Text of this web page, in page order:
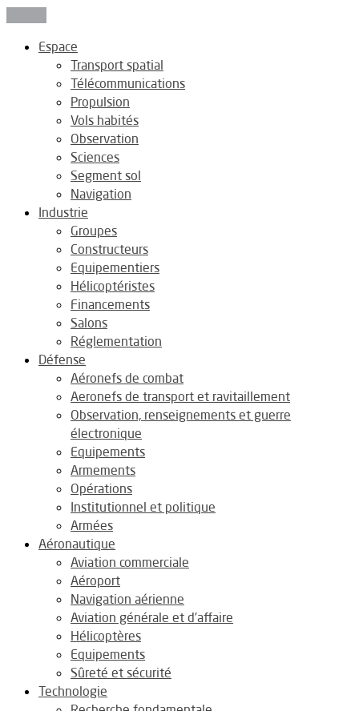
Espace
Transport spatial
Télécommunications
Propulsion
Vols habités
Observation
Sciences
Segment sol
Navigation
Industrie
Groupes
Constructeurs
Equipementiers
Hélicoptéristes
Financements
Salons
Réglementation
Défense
Aéronefs de combat
Aeronefs de transport et ravitaillement
Observation, renseignements et guerre
électronique
Equipements
Armements
Opérations
Institutionnel et politique
Armées
Aéronautique
Aviation commerciale
Aéroport
Navigation aérienne
Aviation générale et d’affaire
Hélicoptères
Equipements
Sûreté et sécurité
Technologie